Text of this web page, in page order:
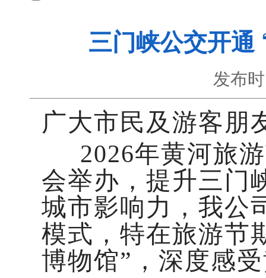
三门峡公交开通
发布
广大市民及游客朋
2026年黄河旅游
会举办，提升三门
城市影响力，我公
模式，特在旅游节
博物馆”，深度感